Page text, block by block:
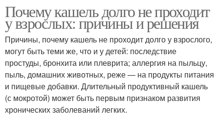
Почему кашель долго не проходит
у взрослых: причины и решения
Причины, почему кашель не проходит долго у взрослого,
могут быть теми же, что и у детей: последствие
простуды, бронхита или плеврита; аллергия на пыльцу,
пыль, домашних животных, реже — на продукты питания
и пищевые добавки. Длительный продуктивный кашель
(с мокротой) может быть первым признаком развития
хронических заболеваний легких.